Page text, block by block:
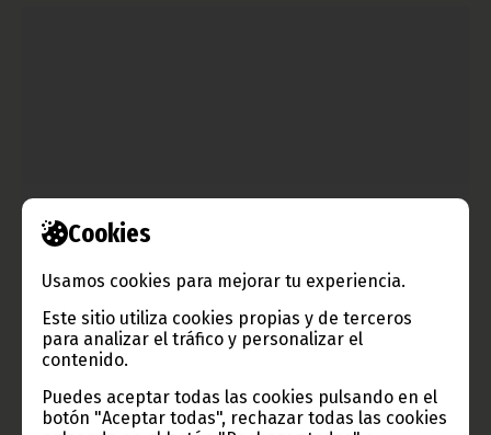
Cookies
Usamos cookies para mejorar tu experiencia.
Este sitio utiliza cookies propias y de terceros
para analizar el tráfico y personalizar el
contenido.
Puedes aceptar todas las cookies pulsando en el
botón "Aceptar todas", rechazar todas las cookies
Vicepresidente se reúne en Houston con Vitol,
Seaboard Resources y Jadestone Energy
mayo 08, 2026
El Vicepresidente de la República, S.E. Nguema Obiang
Mangue, ha mantenido una serie de reuniones este miércoles,
6 de mayo, en Houston (EE.UU.) con altos ejecutivos de Vitol
Group, Seaboard Resources y Jadestone Energy para atraer